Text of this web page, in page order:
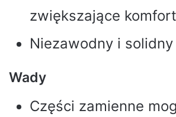
zwiększające
Niezawodny i solidny
Wady
Części zamienne